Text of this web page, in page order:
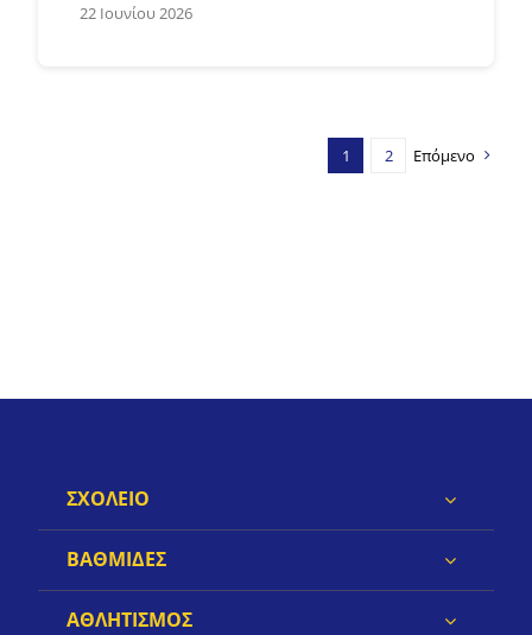
22 Ιουνίου 2026
1 2 Επόμενο
ΣΧΟΛΕΙΟ
ΒΑΘΜΙΔΕΣ
ΑΘΛΗΤΙΣΜΟΣ